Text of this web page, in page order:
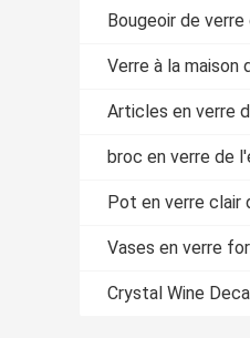
Bougeoir de
Verre à la maison
Articles en verre
broc en verre de
Pot en verre clair
Vases en verre
Crystal Wine